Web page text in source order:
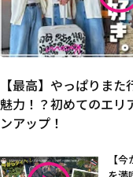
【最高】やっぱりま
魅力！？初めてのエリ
ンアップ！
【